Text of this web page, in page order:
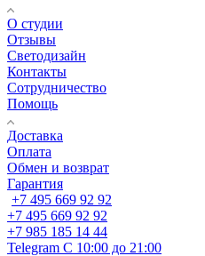
О студии
Отзывы
Светодизайн
Контакты
Сотрудничество
Помощь
Доставка
Оплата
Обмен и возврат
Гарантия
+7 495 669 92 92
+7 495 669 92 92
+7 985 185 14 44
Telegram С 10:00 до 21:00